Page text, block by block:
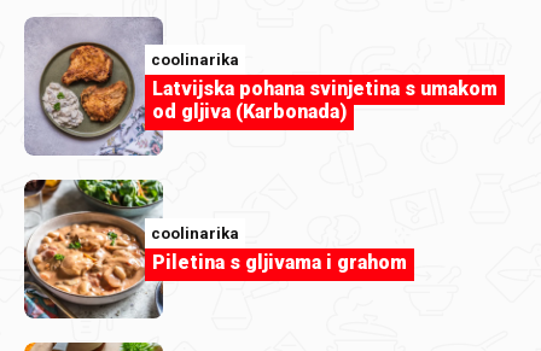
coolinarika
Latvijska pohana svinjetina s umakom
od gljiva (Karbonada)
coolinarika
Piletina s gljivama i grahom